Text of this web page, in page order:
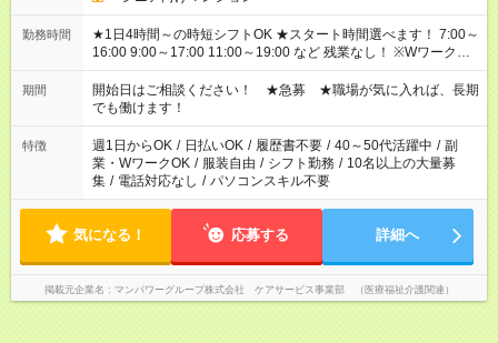
勤務時間
★1日4時間～の時短シフトOK ★スタート時間選べます！ 7:00～
16:00 9:00～17:00 11:00～19:00 など 残業なし！ ※Wワークの
場合、他のお仕事と合わせ週40時間超の就業はご案内できませ
ん ※法令に基づき、週20時間以上勤務は社会保険への加入対象
となります ※労働者派遣法（日雇い派遣の原則禁止）により、
短時間・短期間の就業はご案内が難しい場合があります
期間
開始日はご相談ください！ ★急募 ★職場が気に入れば、長期
でも働けます！
特徴 週1日からOK / 日払いOK / 履歴書不要 / 40～50代活躍中 / 副
業・WワークOK / 服装自由 / シフト勤務 / 10名以上の大量募
集 / 電話対応なし / パソコンスキル不要
気になる！ 応募する 詳細へ
掲載元企業名 マンパワーグループ株式会社 ケアサービス事業部 （医療福祉介護関連）